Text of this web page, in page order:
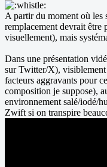
A partir du moment où les
remplacement devrait être
visuellement), mais
Dans une présentation
sur Twitter/X),
facteurs aggravants pour
composition je suppose),
environnement salé/iodé/
Zwift si on transpire